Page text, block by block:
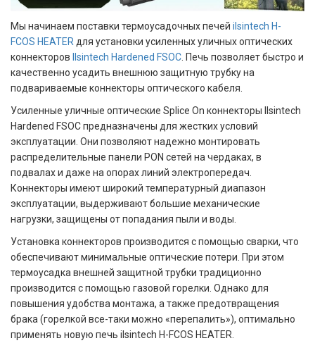
Мы начинаем поставки термоусадочных печей ilsintech H-
FCOS HEATER для установки усиленных уличных оптических
коннекторов
Ilsintech Hardened FSOC . Печь позволяет быстро и
качественно усадить внешнюю защитную трубку на
подвариваемые коннекторы оптического кабеля.
Усиленные уличные оптические Splice On коннекторы Ilsintech
Hardened FSOC предназначены для жестких условий
эксплуатации. Они позволяют надежно монтировать
распределительные панели PON сетей на чердаках, в
подвалах и даже на опорах линий электропередач.
Коннекторы имеют широкий температурный диапазон
эксплуатации, выдерживают большие механические
нагрузки, защищены от попадания пыли и воды.
Установка коннекторов производится с помощью сварки, что
обеспечивают минимальные оптические потери. При этом
термоусадка внешней защитной трубки традиционно
производится с помощью газовой горелки. Однако для
повышения удобства монтажа, а также предотвращения
брака (горелкой все-таки можно «перепалить»), оптимально
применять новую печь ilsintech H-FCOS HEATER.